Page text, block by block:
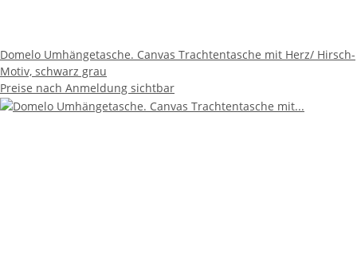
Domelo Umhängetasche. Canvas Trachtentasche mit Herz/ Hirsch-
Motiv, schwarz grau
Preise nach Anmeldung sichtbar